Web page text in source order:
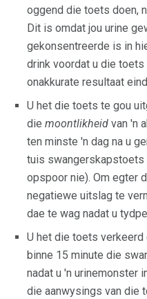
oggend die toets doen,
Dit is omdat jou urine
gekonsentreerde is in
drink voordat u die toets
onakkurate resultaat
U het die toets te gou
die moontlikheid van 'n
ten minste 'n dag na u
tuis swangerskapstoets
opspoor nie). Om egter
negatiewe uitslag te
dae te wag nadat u
U het die toets
binne 15 minute die
nadat u 'n urinemonster
die aanwysings van die